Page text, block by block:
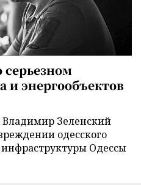
серьезном
и энергообъектов
Владимир Зеленский
одесского
Одессы